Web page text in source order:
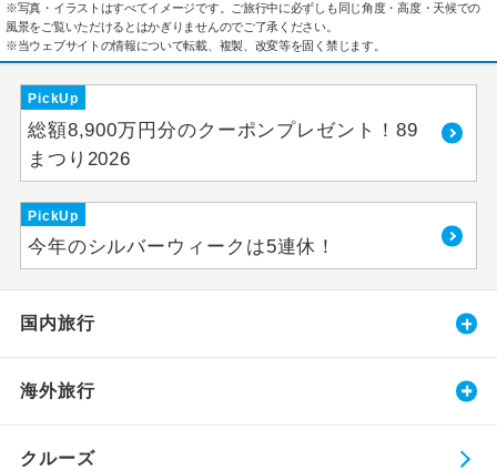
※写真・イラストはすべてイメージです。ご旅行中に必ずしも同じ角度・高度・天候での
風景をご覧いただけるとはかぎりませんのでご了承ください。
※当ウェブサイトの情報について転載、複製、改変等を固く禁じます。
PickUp
総額8,900万円分のクーポンプレゼント！89
まつり2026
PickUp
今年のシルバーウィークは5連休！
国内旅行
海外旅行
クルーズ